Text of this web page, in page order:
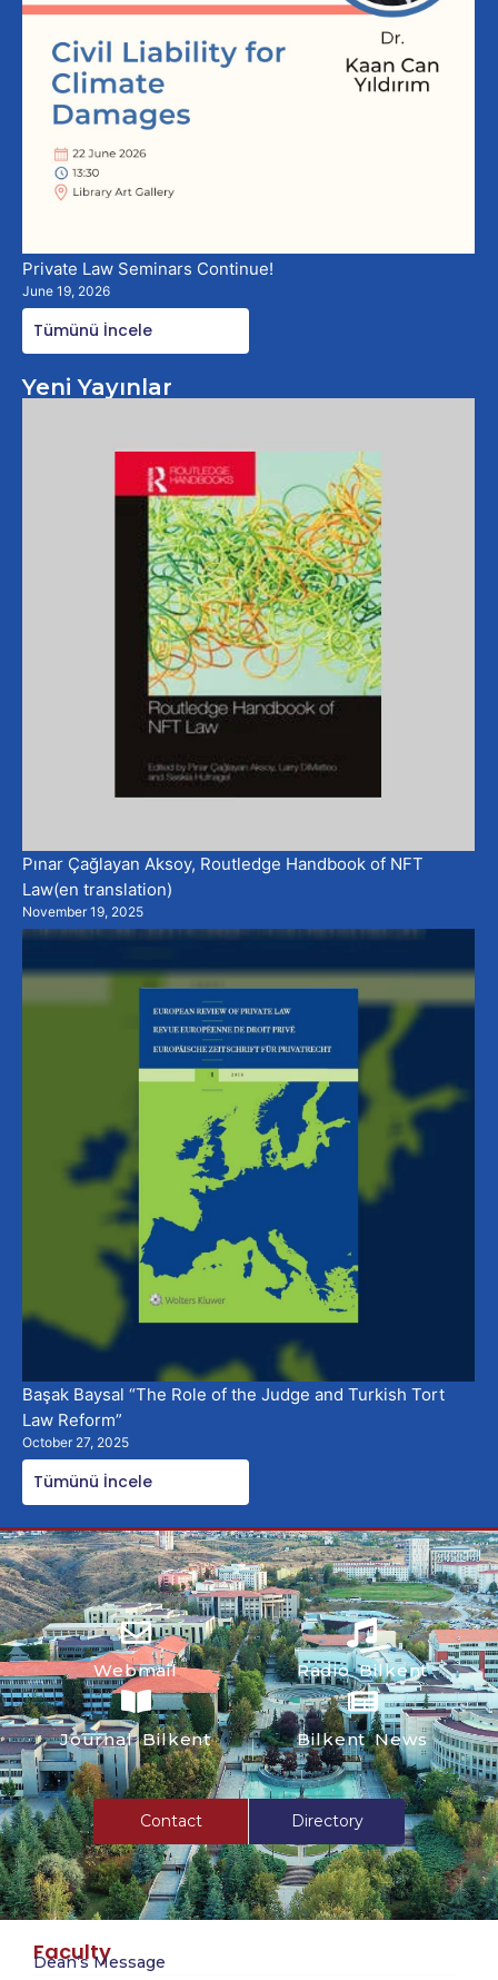
Private Law Seminars Continue!
June 19, 2026
Tümünü İncele
Yeni Yayınlar
Pınar Çağlayan Aksoy, Routledge Handbook of NFT
Law(en translation)
November 19, 2025
Başak Baysal “The Role of the Judge and Turkish Tort
Law Reform”
October 27, 2025
Tümünü İncele
Webmail Radio Bilkent
Journal Bilkent Bilkent News
Contact Directory
Faculty
Dean’s Message